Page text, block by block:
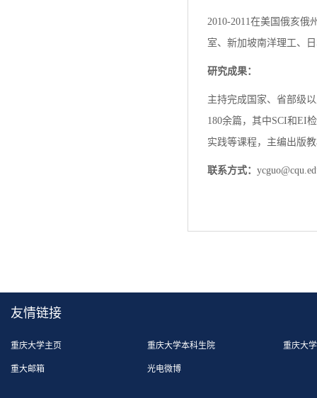
2010-2011在美国俄亥俄
室、新加坡南洋理工、
研究成果：
主持完成国家、省部级
180余篇，其中SCI和EI
实践等课程，主编出版
联系方式：
友情链接
重庆大学主页 重庆大学本科生院 重庆大
重大邮箱 光电微博